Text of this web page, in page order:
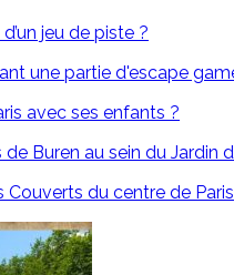
jeu de piste ?
avec ses enfants ?
Couverts du centre de Paris